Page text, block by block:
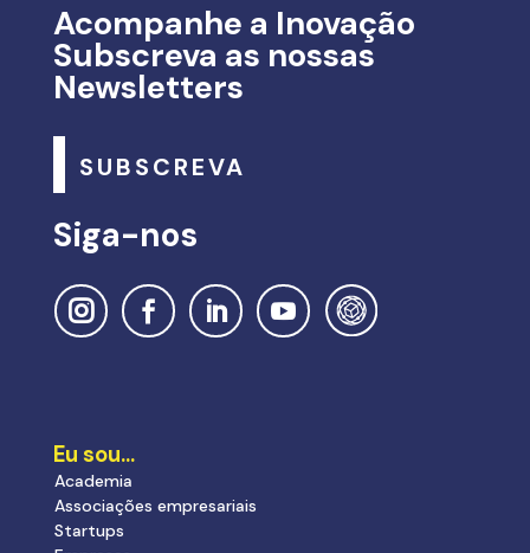
Acompanhe a Inovação
Subscreva as nossas
Newsletters
SUBSCREVA
Siga-nos
Eu sou…
Academia
Associações empresariais
Startups